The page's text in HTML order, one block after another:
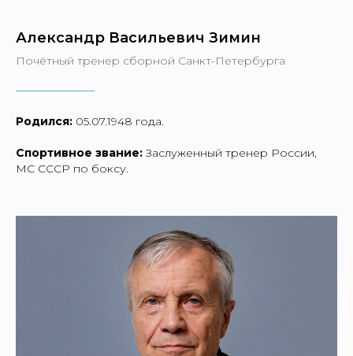
Александр Васильевич Зимин
Почётный тренер сборной Санкт-Петербурга
Родился: 05.07.1948 года.
Спортивное звание:Заслуженный тренер России,
МС СССР по боксу.